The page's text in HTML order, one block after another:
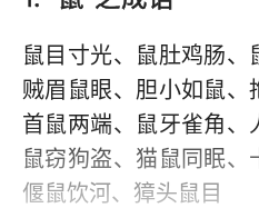
鼠目寸光、鼠肚鸡肠、
贼眉鼠眼、胆小如鼠、
首鼠两端、鼠牙雀角、
鼠窃狗盗、猫鼠同眠、
偃鼠饮河、獐头鼠目